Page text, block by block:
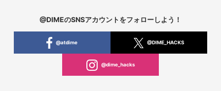
@DIMEのSNSアカウントをフォローしよう！
@atdime @DIME_HACKS
@dime_hacks